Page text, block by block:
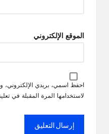
الموقع الإلكتروني
احفظ اسمي، بريدي الإلكتروني،
لاستخدامها المرة المقبلة في